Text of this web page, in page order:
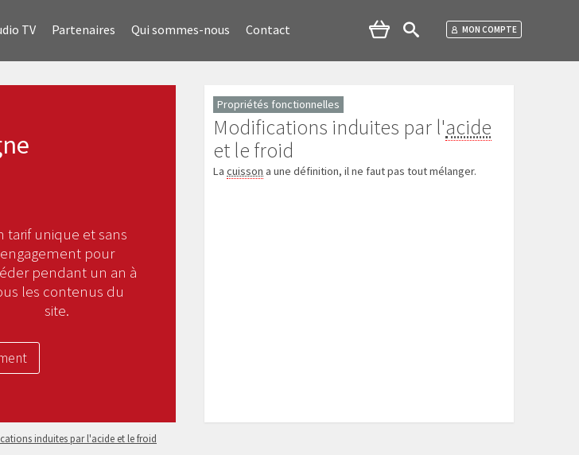
TV Partenaires Qui sommes-nous Contact MON COMPTE
Propriétés fonctionnelles
Modifications induites par l'acide
et le froid
Lacuisson a une définition, il ne faut pas tout mélanger.
tarif unique et sans
engagement pour
pendant un an à
les contenus du
site.
induites par l'acide et le froid